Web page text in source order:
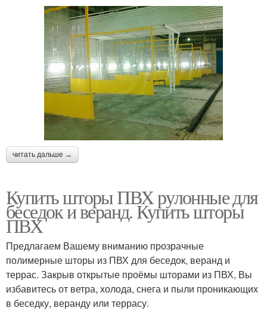
читать дальше →
Купить шторы ПВХ рулонные для
беседок и веранд. Купить шторы
ПВХ
Предлагаем Вашему вниманию прозрачные
полимерные шторы из ПВХ для беседок, веранд и
террас. Закрыв открытые проёмы шторами из ПВХ, Вы
избавитесь от ветра, холода, снега и пыли проникающих
в беседку, веранду или террасу.